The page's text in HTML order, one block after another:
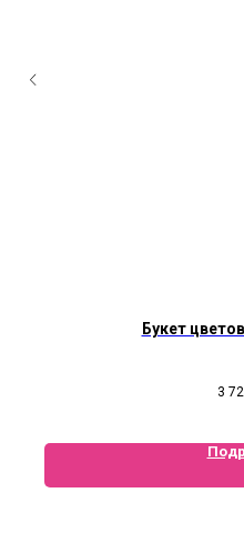
Букет
3